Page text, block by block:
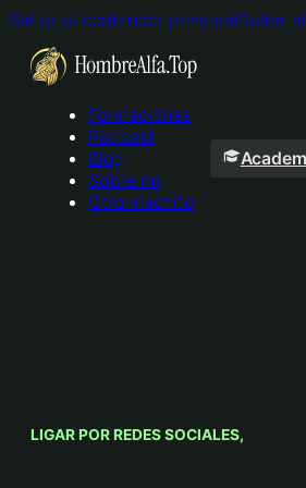
Saltar al contenido principalSaltar
Formaciones
Podcast
Blog
Sobre mí
Otro machito
LIGAR POR REDES SOCIALES